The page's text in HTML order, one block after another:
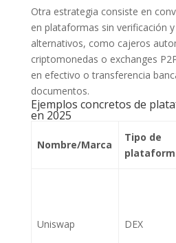
Otra estrategia consiste en
en plataformas sin verificación
alternativos, como cajeros
criptomonedas o exchanges
en efectivo o transferencia
documentos.
Ejemplos concretos de
en 2025
Nombre/Marca
Tipo de
Uniswap DEX